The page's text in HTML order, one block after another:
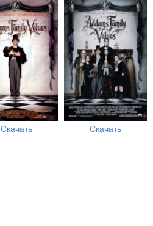
Скачать Скачать